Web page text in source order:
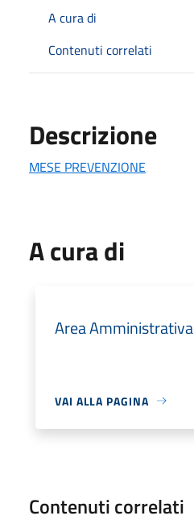
A cura di
Contenuti correlati
Descrizione
MESE PREVENZIONE
A cura di
Area Amministrativa
VAI ALLA PAGINA
Contenuti correlati